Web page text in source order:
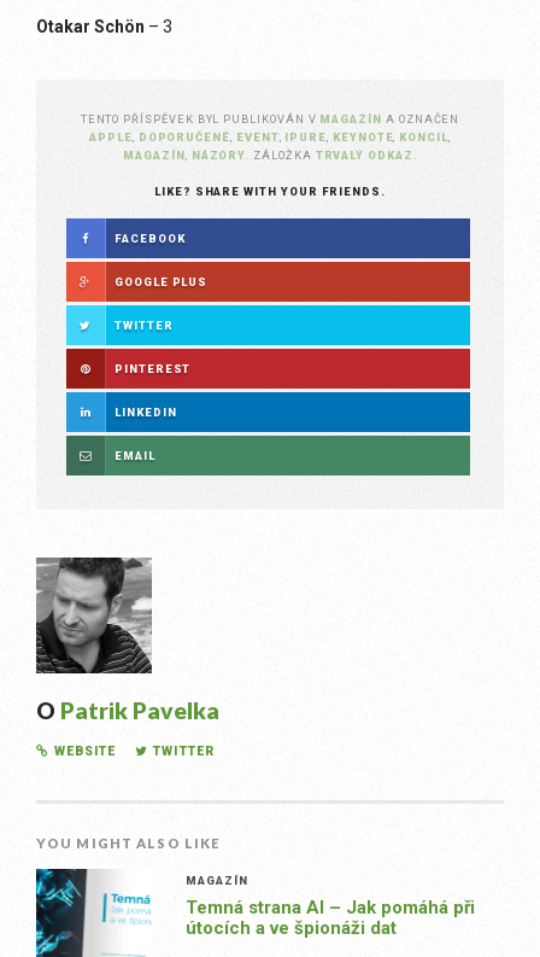
Otakar Schön – 3
TENTO PŘÍSPĚVEK BYL PUBLIKOVÁN V MAGAZÍN A OZNAČEN
APPLE
DOPORUČENÉ EVENT IPURE KEYNOTE KONCIL
MAGAZÍN
NÁZORY . ZÁLOŽKA TRVALÝ ODKAZ
LIKE? SHARE WITH YOUR FRIENDS.
FACEBOOK
GOOGLE PLUS
TWITTER
PINTEREST
LINKEDIN
EMAIL
O Patrik Pavelka
WEBSITE TWITTER
YOU MIGHT ALSO LIKE
MAGAZÍN
Temná strana AI – Jak pomáhá při
útocích a ve špionáži dat